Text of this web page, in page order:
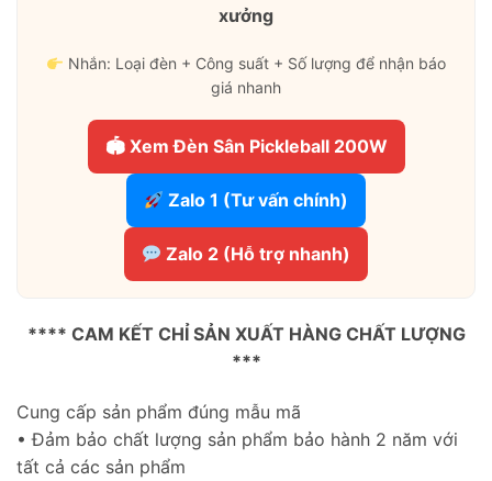
xưởng
Nhắn: Loại đèn + Công suất + Số lượng để nhận báo
giá nhanh
🏟 Xem Đèn Sân Pickleball 200W
Zalo 1 (Tư vấn chính)
Zalo 2 (Hỗ trợ nhanh)
**** CAM KẾT CHỈ SẢN XUẤT HÀNG CHẤT LƯỢNG
***
Cung cấp sản phẩm đúng mẫu mã
• Đảm bảo chất lượng sản phẩm bảo hành 2 năm với
tất cả các sản phẩm